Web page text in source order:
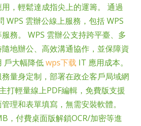
，輕鬆達成指尖上的運籌。 通過
WPS 雲辦公線上服務，包括 WPS
務。 WPS 雲辦公支持跨平臺、多
地辦公、高效溝通協作，並保障資
戶大幅降低wps下载 IT 應用成本。
量身定制，部署在政企客戶局域網
打輕量線上PDF編輯，免費版支援
理和表單填寫，無需安裝軟體。
，付費桌面版解鎖OCR/加密等進